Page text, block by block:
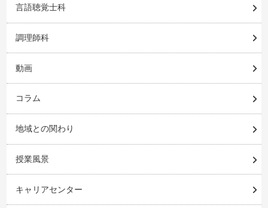
言語聴覚士科
調理師科
動画
コラム
地域との関わり
授業風景
キャリアセンター